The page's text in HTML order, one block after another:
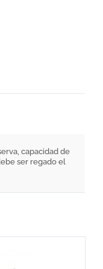
capacidad de
ser regado el